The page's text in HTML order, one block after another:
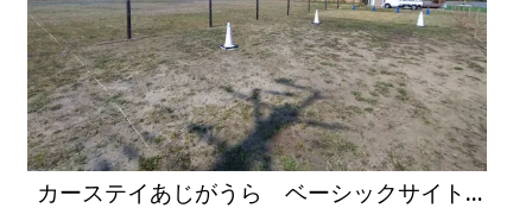
カーステイあじがうら ベーシックサイト（6m×5ｍ）